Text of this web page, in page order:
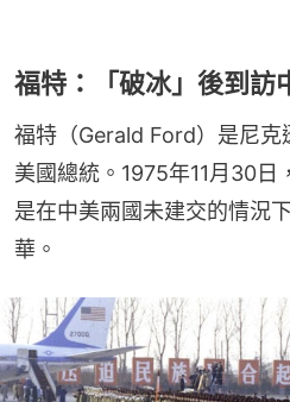
福特：「破冰」後到訪
福特（Gerald Ford）是尼克
美國總統。1975年11月30日
是在中美兩國未建交的情況
華。